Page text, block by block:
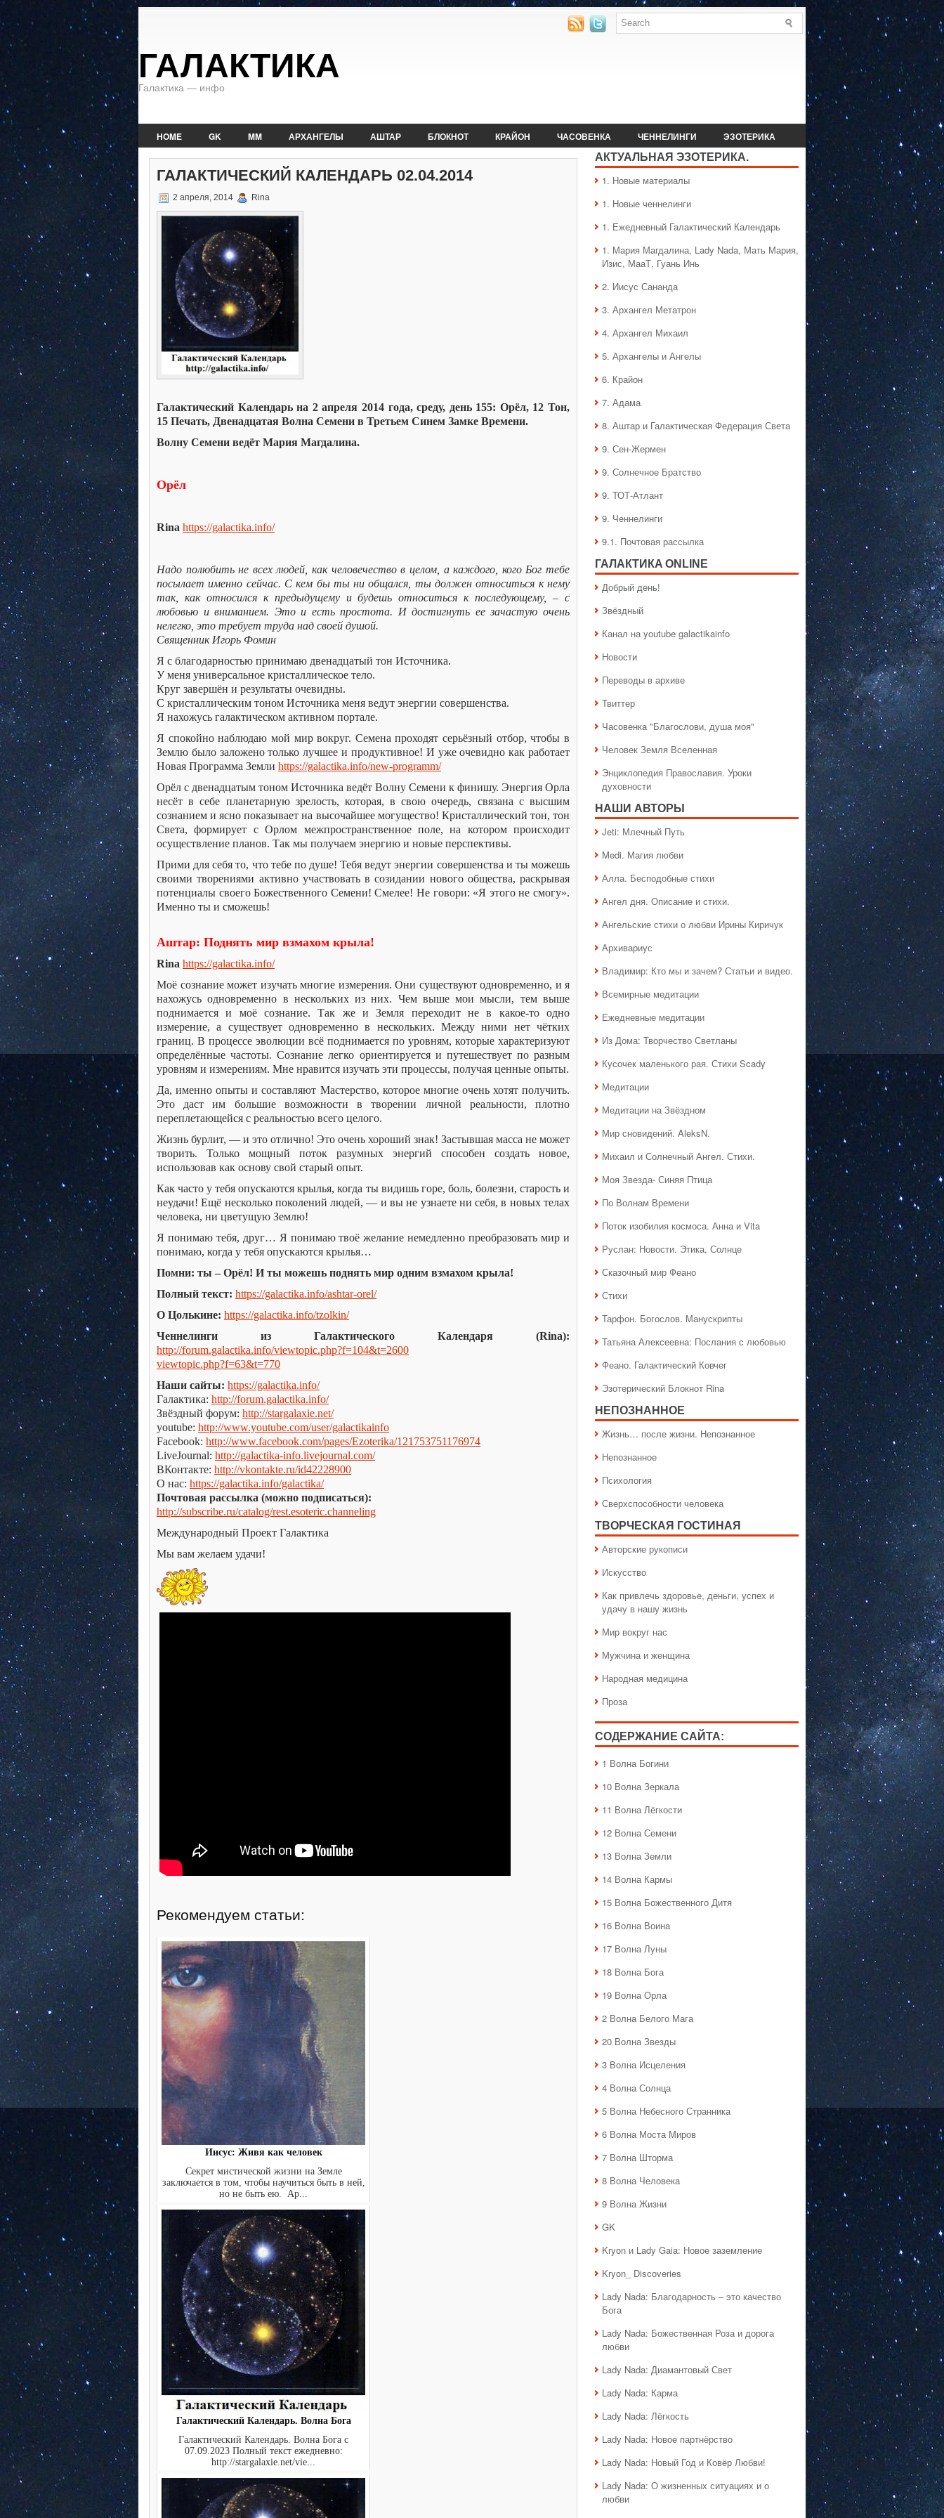
ГАЛАКТИКА
Галактика — инфо
HOME GK MM АРХАНГЕЛЫ АШТАР БЛОКНОТ КРАЙОН ЧАСОВЕНКА ЧЕННЕЛИНГИ ЭЗОТЕРИКА
ГАЛАКТИЧЕСКИЙ КАЛЕНДАРЬ 02.04.2014
2 апреля, 2014 Rina
Галактический Календарь на 2 апреля 2014 года, среду, день 155: Орёл, 12 Тон,
15 Печать, Двенадцатая Волна Семени в Третьем Синем Замке Времени.
Волну Семени ведёт Мария Магдалина.
Орёл
Rina https://galactika.info/
Надо полюбить не всех людей, как человечество в целом, а каждого, кого Бог тебе
посылает именно сейчас. С кем бы ты ни общался, ты должен относиться к нему
так, как относился к предыдущему и будешь относиться к последующему, – с
любовью и вниманием. Это и есть простота. И достигнуть ее зачастую очень
нелегко, это требует труда над своей душой.
Священник Игорь Фомин
Я с благодарностью принимаю двенадцатый тон Источника.
У меня универсальное кристаллическое тело.
Круг завершён и результаты очевидны.
С кристаллическим тоном Источника меня ведут энергии совершенства.
Я нахожусь галактическом активном портале.
Я спокойно наблюдаю мой мир вокруг. Семена проходят серьёзный отбор, чтобы в
Землю было заложено только лучшее и продуктивное! И уже очевидно как работает
Новая Программа Земли https://galactika.info/new-programm/
Орёл с двенадцатым тоном Источника ведёт Волну Семени к финишу. Энергия Орла
несёт в себе планетарную зрелость, которая, в свою очередь, связана с высшим
сознанием и ясно показывает на высочайшее могущество! Кристаллический тон, тон
Света, формирует с Орлом межпространственное поле, на котором происходит
осуществление планов. Так мы получаем энергию и новые перспективы.
Прими для себя то, что тебе по душе! Тебя ведут энергии совершенства и ты можешь
своими творениями активно участвовать в созидании нового общества, раскрывая
потенциалы своего Божественного Семени! Смелее! Не говори: «Я этого не смогу».
Именно ты и сможешь!
Аштар: Поднять мир взмахом крыла!
Rina https://galactika.info/
Моё сознание может изучать многие измерения. Они существуют одновременно, и я
нахожусь одновременно в нескольких из них. Чем выше мои мысли, тем выше
поднимается и моё сознание. Так же и Земля переходит не в какое-то одно
измерение, а существует одновременно в нескольких. Между ними нет чётких
границ. В процессе эволюции всё поднимается по уровням, которые характеризуют
определённые частоты. Сознание легко ориентируется и путешествует по разным
уровням и измерениям. Мне нравится изучать эти процессы, получая ценные опыты.
Да, именно опыты и составляют Мастерство, которое многие очень хотят получить.
Это даст им большие возможности в творении личной реальности, плотно
переплетающейся с реальностью всего целого.
Жизнь бурлит, — и это отлично! Это очень хороший знак! Застывшая масса не может
творить. Только мощный поток разумных энергий способен создать новое,
использовав как основу свой старый опыт.
Как часто у тебя опускаются крылья, когда ты видишь горе, боль, болезни, старость и
неудачи! Ещё несколько поколений людей, — и вы не узнаете ни себя, в новых телах
человека, ни цветущую Землю!
Я понимаю тебя, друг… Я понимаю твоё желание немедленно преобразовать мир и
понимаю, когда у тебя опускаются крылья…
Помни: ты – Орёл! И ты можешь поднять мир одним взмахом крыла!
Полный текст: https://galactika.info/ashtar-orel/
О Цолькине: https://galactika.info/tzolkin/
Ченнелинги из Галактического Календаря (Rina):
http://forum.galactika.info/viewtopic.php?f=104&t=2600
viewtopic.php?f=63&t=770
Наши сайты: https://galactika.info/
Галактика: http://forum.galactika.info/
Звёздный форум: http://stargalaxie.net/
youtube: http://www.youtube.com/user/galactikainfo
Facebook: http://www.facebook.com/pages/Ezoterika/121753751176974
LiveJournal: http://galactika-info.livejournal.com/
ВКонтакте: http://vkontakte.ru/id42228900
О нас: https://galactika.info/galactika/
Почтовая рассылка (можно подписаться):
http://subscribe.ru/catalog/rest.esoteric.channeling
Международный Проект Галактика
Мы вам желаем удачи!
Рекомендуем статьи:
Иисус: Живя как человек
Секрет мистической жизни на Земле
заключается в том, чтобы научиться быть в ней,
но не быть ею. Ар...
Галактический Календарь. Волна Бога
Галактический Календарь. Волна Бога с
07.09.2023 Полный текст ежедневно:
http://stargalaxie.net/vie...
АКТУАЛЬНАЯ ЭЗОТЕРИКА.
1. Hовые материалы
1. Hовые ченнелинги
1. Ежедневный Галактический Календарь
1. Мария Магдалина, Lady Nada, Мать Мария,
Изис, МааТ, Гуань Инь
2. Иисус Сананда
3. Архангел Метатрон
4. Архангел Михаил
5. Архангелы и Ангелы
6. Крайон
7. Адама
8. Аштар и Галактическая Федерация Света
9. Сен-Жермен
9. Солнечное Братство
9. ТОТ-Атлант
9. Ченнелинги
9.1. Почтовая рассылка
ГАЛАКТИКA ONLINE
Добрый день!
Звёздный
Канал на youtube galactikainfo
Новости
Переводы в архиве
Твиттер
Часовенка "Благослови, душа моя"
Человек Земля Вселенная
Энциклопедия Православия. Уроки
духовности
НАШИ АВТОРЫ
Jeti: Млечный Путь
Medi. Магия любви
Алла. Бесподобные стихи
Ангел дня. Описание и стихи.
Ангельские стихи о любви Ирины Киричук
Архивариус
Владимир: Кто мы и зачем? Статьи и видео.
Всемирные медитации
Ежедневные медитации
Из Дома: Творчество Светланы
Кусочек маленького рая. Стихи Scady
Медитации
Медитации на Звёздном
Мир сновидений. AleksN.
Михаил и Солнечный Ангел. Стихи.
Моя Звезда- Синяя Птица
По Волнам Времени
Поток изобилия космоса. Анна и Vita
Руслан: Новости. Этика, Солнце
Сказочный мир Феано
Стихи
Тарфон. Богослов. Манускрипты
Татьяна Алексеевна: Послания с любовью
Феано. Галактический Ковчег
Эзотерический Блокнот Rina
НЕПОЗНАННОЕ
Жизнь… после жизни. Непознанное
Непознанное
Психология
Сверхспособности человека
ТВОРЧЕСКАЯ ГОСТИНАЯ
Авторские рукописи
Искусство
Как привлечь здоровье, деньги, успех и
удачу в нашу жизнь
Мир вокруг нас
Мужчина и женщина
Народная медицина
Проза
СОДЕРЖАНИЕ САЙТА:
1 Волна Богини
10 Волна Зеркала
11 Волна Лёгкости
12 Волна Семени
13 Волна Земли
14 Волна Кармы
15 Волна Божественного Дитя
16 Волна Воина
17 Волна Луны
18 Волна Бога
19 Волна Орла
2 Волна Белого Мага
20 Волна Звезды
3 Волна Исцеления
4 Волна Солнца
5 Волна Небесного Странника
6 Волна Моста Миров
7 Волна Шторма
8 Волна Человека
9 Волна Жизни
GK
Kryon и Lady Gaia: Новое заземление
Kryon_ Discoveries
Lady Nada: Благодарность – это качество
Бога
Lady Nada: Божественная Роза и дорога
любви
Lady Nada: Диамантовый Свет
Lady Nada: Карма
Lady Nada: Лёгкость
Lady Nada: Новое партнёрство
Lady Nada: Новый Год и Ковёр Любви!
Lady Nada: О жизненных ситуациях и о
любви